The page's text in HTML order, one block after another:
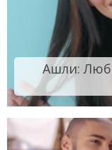
Ашли: